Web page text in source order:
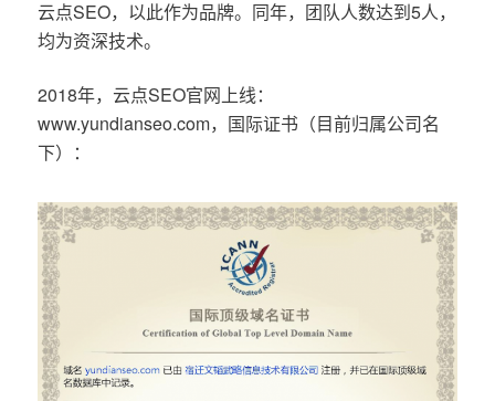
云点SEO，以此作为品牌。同年，团队人数达到5人，
均为资深技术。
2018年，云点SEO官网上线：
www.yundianseo.com，国际证书（目前归属公司名
下）：